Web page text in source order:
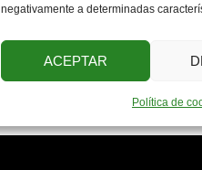
negativamente a determinadas
ACEPTAR
Política de